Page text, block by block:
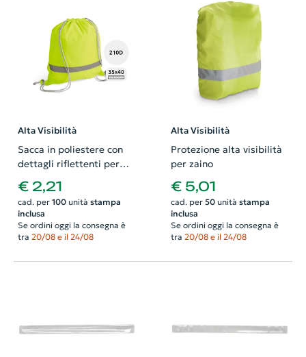
Alta Visibilità
Sacca in poliestere con
dettagli riflettenti per
alta visibilità e con
chiusura a coulisse da
210D 35X40cm
€ 2,21
cad. per 100unità stampa
inclusa
Se ordini oggi la consegna è
tra 20/08 e il 24/08
Alta Visibilità
Protezione alta visibilità
per zaino
€ 5,01
cad. per 50unità stampa
inclusa
Se ordini oggi la consegna è
tra 20/08 e il 24/08